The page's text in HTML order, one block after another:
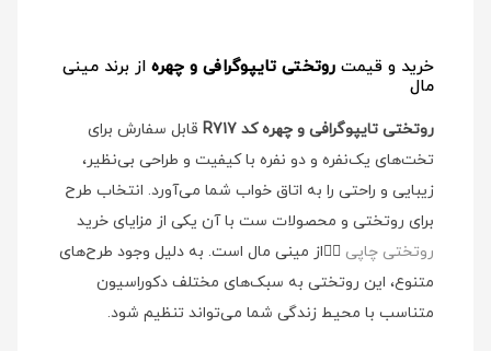
خرید و قیمت روتختی تایپوگرافی و چهره از برند مینی
مال
روتختی تایپوگرافی و چهره کد R717
قابل سفارش برای
تخت‌های یک‌نفره و دو نفره با کیفیت و طراحی بی‌نظیر،
زیبایی و راحتی را به اتاق خواب شما می‌آورد. انتخاب طرح
برای روتختی و محصولات ست با آن یکی از مزایای خرید
روتختی چاپی 👉🏻از مینی مال است. به دلیل وجود طرح‌های
متنوع، این روتختی به سبک‌های مختلف دکوراسیون
متناسب با محیط زندگی شما می‌تواند تنظیم شود.